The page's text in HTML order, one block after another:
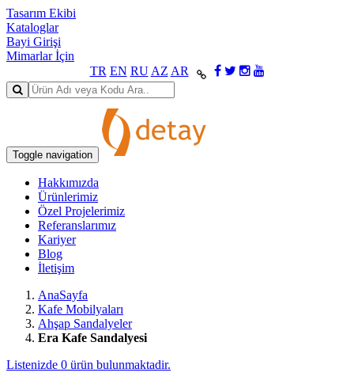
Tasarım Ekibi
Kataloglar
Bayi Girişi
Mimarlar İçin
TR EN RU AZ AR
Toggle navigation
Hakkımızda
Ürünlerimiz
Özel Projelerimiz
Referanslarımız
Kariyer
Blog
İletişim
AnaSayfa
Kafe Mobilyaları
Ahşap Sandalyeler
Era Kafe Sandalyesi
Listenizde 0 ürün bulunmaktadir.